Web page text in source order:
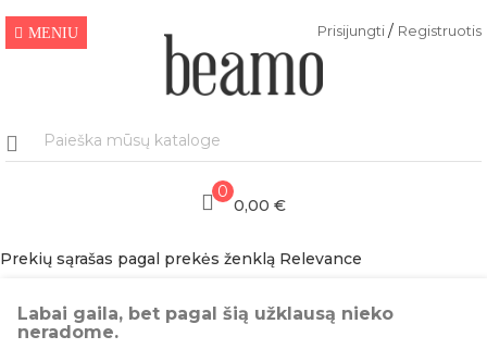
MENIU Prisijungti/ Registruotis
0
0,00 €
Prekių sąrašas pagal prekės ženklą Relevance
Labai gaila, bet pagal šią užklausą nieko
neradome.